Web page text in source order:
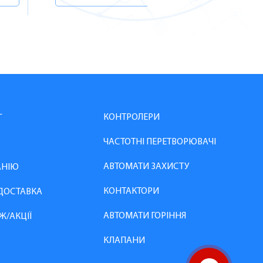
АКЦІЇ
КОНТРОЛЕРИ
ЧАСТОТНІ ПЕРЕТВОРЮВАЧІ
АВТОМАТИ ЗАХИСТУ
КОНТАКТОРИ
АВТОМАТИ ГОРІННЯ
КЛАПАНИ